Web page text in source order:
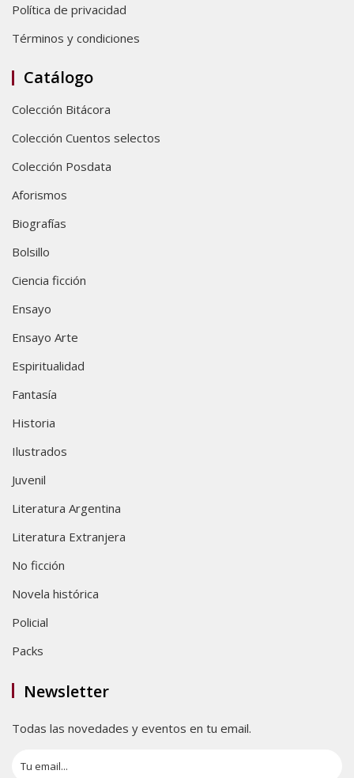
Política de privacidad
Términos y condiciones
Catálogo
Colección Bitácora
Colección Cuentos selectos
Colección Posdata
Aforismos
Biografías
Bolsillo
Ciencia ficción
Ensayo
Ensayo Arte
Espiritualidad
Fantasía
Historia
Ilustrados
Juvenil
Literatura Argentina
Literatura Extranjera
No ficción
Novela histórica
Policial
Packs
Newsletter
Todas las novedades y eventos en tu email.